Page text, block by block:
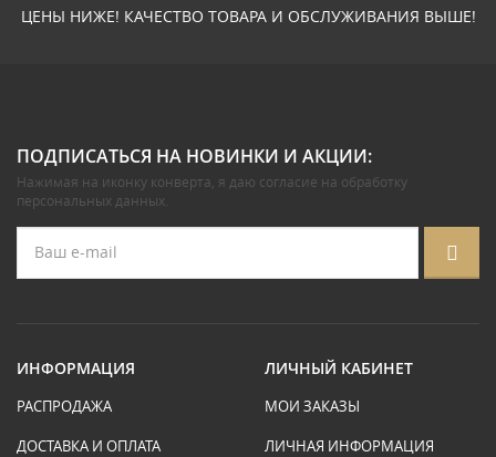
ЦЕНЫ НИЖЕ! КАЧЕСТВО ТОВАРА И ОБСЛУЖИВАНИЯ ВЫШЕ!
ПОДПИСАТЬСЯ НА НОВИНКИ И АКЦИИ:
Нажимая на иконку конверта, я даю согласие на обработку
персональных данных.
ИНФОРМАЦИЯ
РАСПРОДАЖА
ДОСТАВКА И ОПЛАТА
ЛИЧНЫЙ КАБИНЕТ
МОИ ЗАКАЗЫ
ЛИЧНАЯ ИНФОРМАЦИЯ